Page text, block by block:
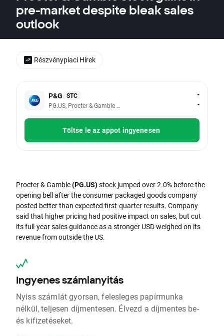
pre-market despite bleak sales
outlook
P&G STC
PG.US, Procter & Gamble Co
-
-
Töltse le az appot ingyenesen
Procter & Gamble(PG.US)stock jumped over 2.0% before the
opening bell after the consumer packaged goods company
posted better than expected first-quarter results. Company
said that higher pricing had positive impact on sales, but cut
its full-year sales guidance as a stronger USD weighed on its
revenue from outside the US.
Ingyenes számlanyitás
Nyiss számlát gyorsan, felesleges papírmunka
nélkül, teljesen díjmentesen. Élvezd a díjmentes be-
és kifizetéseket.
Részvénypiaci Hírek